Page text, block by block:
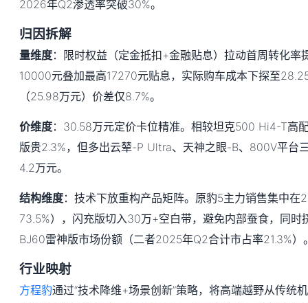
2026年Q2渗透率突破30%。
归因拆解
量维度：限时权益（定金抵扣+金融贴息）拉动首周转化
10000元叠加最高17270元贴息，实际购车成本下探至
（25.98万元）价差仅8.7%。
价维度：30.58万元定价卡位精准。相较坦克500 Hi4-T高
版贵2.3%，但多出云辇-P Ultra、天神之眼-B、800V平台
4.2万元。
结构维度：技术下放重构产品矩阵。原豹5主力销售集中在
73.5%），闪充版切入30万+空白带，避免内部蚕食，同
BJ60雷神版市场份额（二者2025年Q2合计市占率21.3%）
行业映射
方程豹通过“技术降维+场景创新”策略，将高端越野从传统